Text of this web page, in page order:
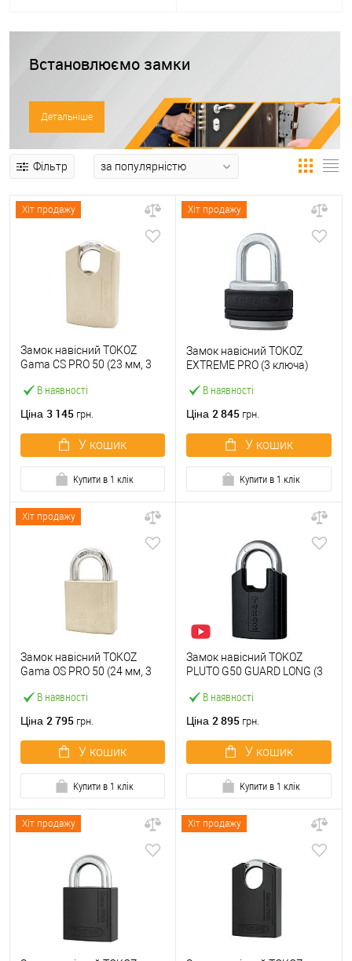
Встановлюємо замки
Детальніше
Фільтр
Хіт продажу
В наявності
Замок навісний TOKOZ
Gama CS PRO 50 (23 мм, 3
Ціна 3 145 грн.
У кошик
Купити в 1 клік
Хіт продажу
В наявності
Замок навісний TOKOZ
EXTREME PRO (3 ключа)
Ціна 2 845 грн.
У кошик
Купити в 1 клік
Хіт продажу
В наявності
Замок навісний TOKOZ
Gama OS PRO 50 (24 мм, 3
Ціна 2 795 грн.
У кошик
Купити в 1 клік
В наявності
Замок навісний TOKOZ
PLUTO G50 GUARD LONG (3
Ціна 2 895 грн.
У кошик
Купити в 1 клік
Хіт продажу Хіт продажу